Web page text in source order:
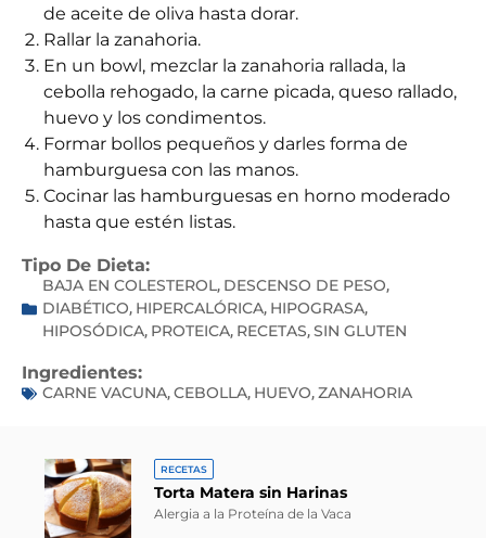
de aceite de oliva hasta dorar.
Rallar la zanahoria.
En un bowl, mezclar la zanahoria rallada, la
cebolla rehogado, la carne picada, queso rallado,
huevo y los condimentos.
Formar bollos pequeños y darles forma de
hamburguesa con las manos.
Cocinar las hamburguesas en horno moderado
hasta que estén listas.
Tipo De Dieta:
BAJA EN COLESTEROL, DESCENSO DE PESO,
DIABÉTICO, HIPERCALÓRICA, HIPOGRASA,
HIPOSÓDICA, PROTEICA, RECETAS,SIN GLUTEN
Ingredientes:
CARNE VACUNA,CEBOLLA, HUEVO,ZANAHORIA
RECETAS
Torta Matera sin Harinas
Alergia a la Proteína de la Vaca